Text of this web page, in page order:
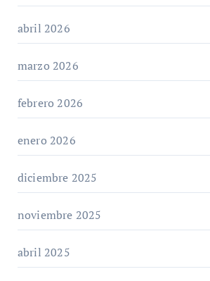
abril 2026
marzo 2026
febrero 2026
enero 2026
diciembre 2025
noviembre 2025
abril 2025